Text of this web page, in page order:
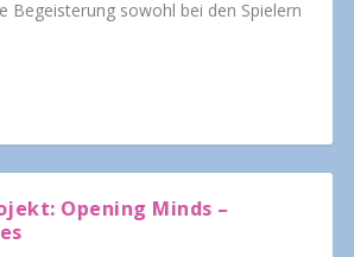
Begeisterung sowohl bei den Spielern
Opening Minds –